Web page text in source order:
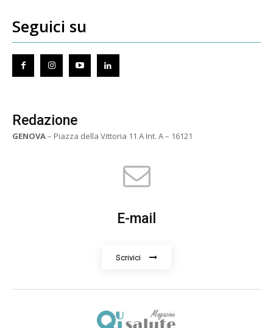
Seguici su
Redazione
GENOVA– Piazza della Vittoria 11 A Int. A – 16121
E-mail
Scrivici